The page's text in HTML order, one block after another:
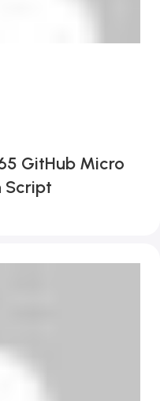
GitHub Micro
Script